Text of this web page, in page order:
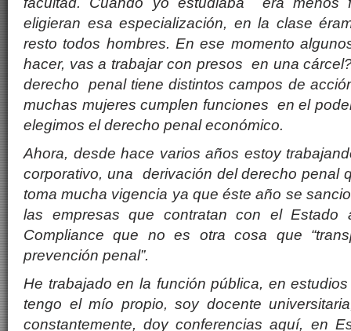
eligieran esa especialización, en la clase é
resto todos hombres. En ese momento
hacer, vas a trabajar con presos en una cá
derecho penal tiene distintos campos de
muchas mujeres cumplen funciones en el
elegimos el derecho penal económico.
Ahora, desde hace varios años estoy
corporativo, una derivación del derecho penal
toma mucha vigencia ya queéste año se
las empresas que contratan con el Estado
Compliance que no es otra cosa que “
prevención penal”.
He trabajado en la función pública, en
tengo el mío propio, soy docente
constantemente, doy conferencias aquí, en